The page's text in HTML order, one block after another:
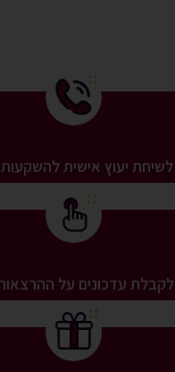
לשיחת יעוץ אישית
לקבלת עדכונים על